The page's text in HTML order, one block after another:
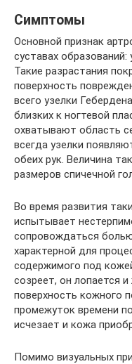
Симптомы
Основной признак
суставах
Такие разрастания
поверхность
всего узелки
близких к ногтевой
охватывают область
всегда узелки
обеих рук. Величина
размеров спичечной
Во время развития
испытывает
сопровождаться
характерной для
содержимого под
созреет, он лопается
поверхность кожного
промежуток времени
исчезает и кожа
Помимо визуальных